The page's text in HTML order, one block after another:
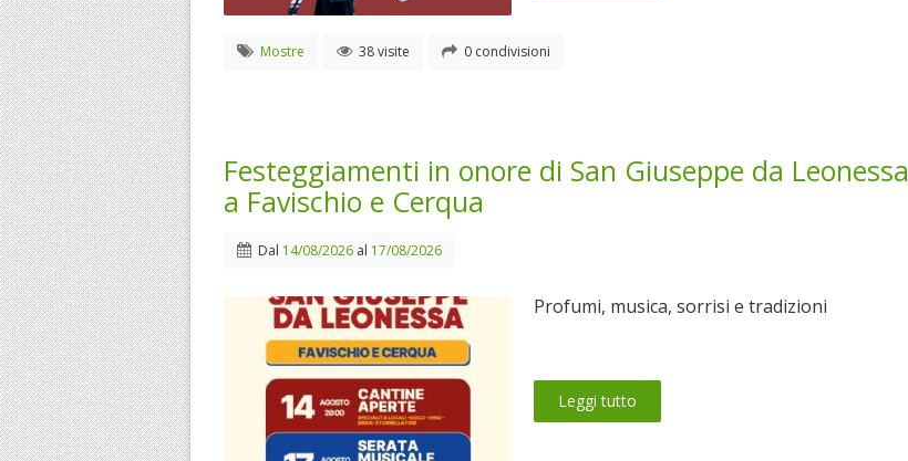
Mostre 38 visite 0 condivisioni
Festeggiamenti in onore di San Giuseppe da Leonessa
a Favischio e Cerqua
Dal 14/08/2026 al 17/08/2026
Profumi, musica, sorrisi e tradizioni
Leggi tutto